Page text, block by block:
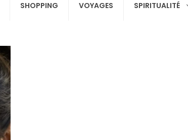
SHOPPING VOYAGES SPIRITUALITÉ